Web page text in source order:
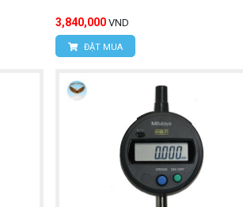
3,840,000 VND
ĐẶT MUA